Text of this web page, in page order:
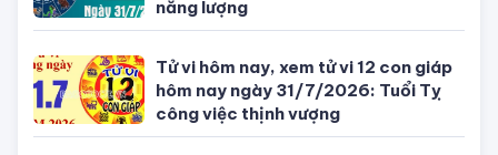
ngày 31/7/2026: Song Tử tràn đầy
năng lượng
Tử vi hôm nay, xem tử vi 12 con giáp
hôm nay ngày 31/7/2026: Tuổi Tỵ
công việc thịnh vượng